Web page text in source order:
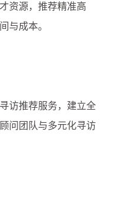
源，推荐精准高
与成本。
推荐服务，建立全
问团队与多元化寻访